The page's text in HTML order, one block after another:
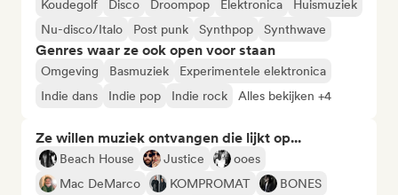
Koudegolf Disco Droompop Elektronica
Huismuziek
Nu-disco/Italo
Post punk Synthpop Synthwave
Genres waar ze ook open voor staan
Omgeving Basmuziek
Experimentele elektronica
Indie dans
Indie pop Indie rock Alles bekijken +4
Ze willen muziek ontvangen die lijkt op...
Beach House Justice
ooes
Mac DeMarco
KOMPROMAT
BONES